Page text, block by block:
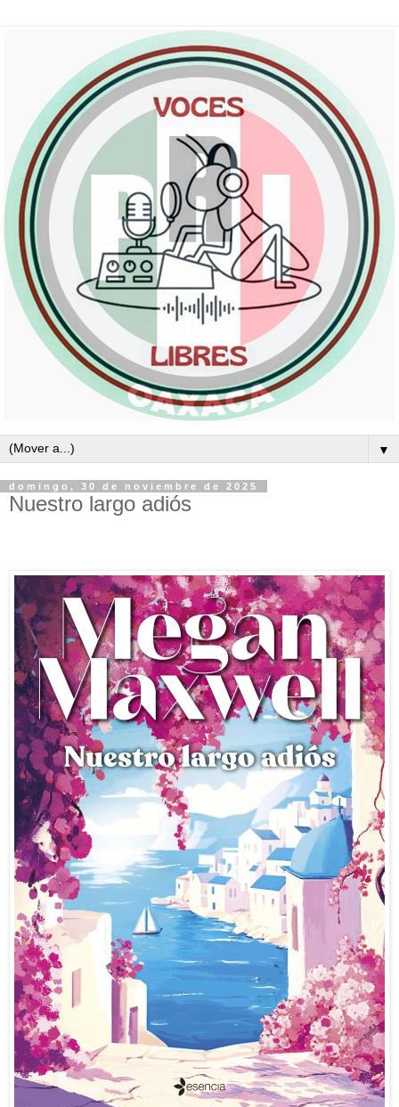
▼
domingo, 30 de noviembre de 2025
Nuestro largo adiós